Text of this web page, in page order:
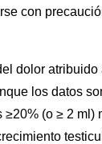
con
dolor
los datos
(o ≥ 2 ml)